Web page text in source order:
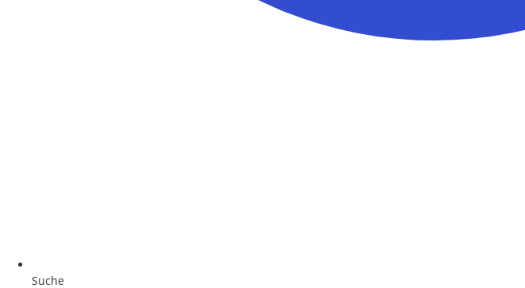
Suche